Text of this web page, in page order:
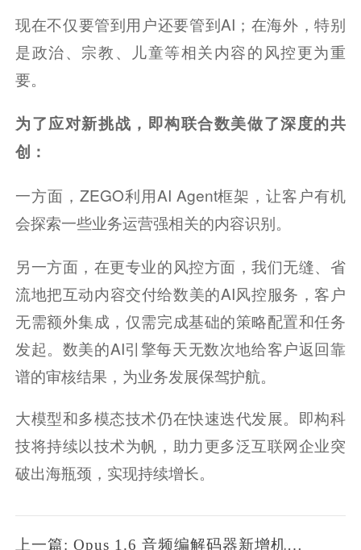
现在不仅要管到用户还要管到AI；在海外，特别
是政治、宗教、儿童等相关内容的风控更为重
要。
为了应对新挑战，即构联合数美做了深度的共
创：
一方面，ZEGO利用AI Agent框架，让客户有机
会探索一些业务运营强相关的内容识别。
另一方面，在更专业的风控方面，我们无缝、省
流地把互动内容交付给数美的AI风控服务，客户
无需额外集成，仅需完成基础的策略配置和任务
发起。数美的AI引擎每天无数次地给客户返回靠
谱的审核结果，为业务发展保驾护航。
大模型和多模态技术仍在快速迭代发展。即构科
技将持续以技术为帆，助力更多泛互联网企业突
破出海瓶颈，实现持续增长。
上一篇: Opus 1.6 音频编解码器新增机器学习功能